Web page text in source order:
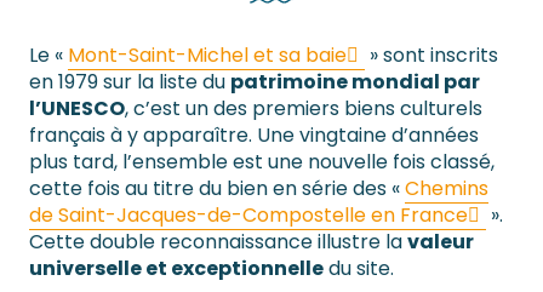
Le « Mont-Saint-Michel et sa baie
» sont inscrits
en 1979 sur la liste du patrimoine mondial par
l’UNESCO, c’est un des premiers biens culturels
français à y apparaître. Une vingtaine d’années
plus tard, l’ensemble est une nouvelle fois classé,
cette fois au titre du bien en série des «Chemins
de Saint-Jacques-de-Compostelle en France
».
Cette double reconnaissance illustre lavaleur
universelle et exceptionnelledu site.